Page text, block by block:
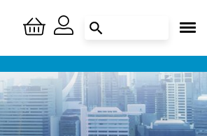
Logga in
Skapa konto